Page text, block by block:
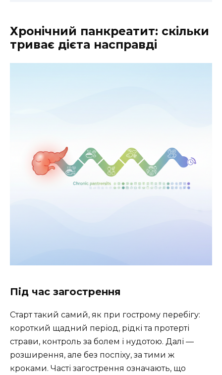
Хронічний панкреатит: скільки
триває дієта насправді
Під час загострення
Старт такий самий, як при гострому перебігу:
короткий щадний період, рідкі та протерті
страви, контроль за болем і нудотою. Далі —
розширення, але без поспіху, за тими ж
кроками. Часті загострення означають, що